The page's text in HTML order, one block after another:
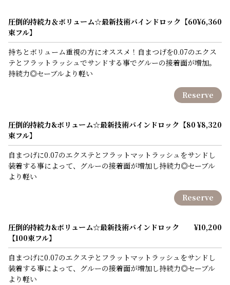
圧倒的持続力＆ボリューム☆最新技術バインドロック【60
束フル】
¥6,360
持ちとボリューム重視の方にオススメ！自まつげを0.07のエクス
テとフラットラッシュでサンドする事でグルーの接着面が増加。
持続力◎セーブルより軽い
Reserve
圧倒的持続力&ボリューム☆最新技術バインドロック【80
束フル】
¥8,320
自まつげに0.07のエクステとフラットマットラッシュをサンドし
装着する事によって、グルーの接着面が増加し持続力◎セーブル
より軽い
Reserve
圧倒的持続力&ボリューム☆最新技術バインドロック
【100束フル】
¥10,200
自まつげに0.07のエクステとフラットマットラッシュをサンドし
装着する事によって、グルーの接着面が増加し持続力◎セーブル
より軽い